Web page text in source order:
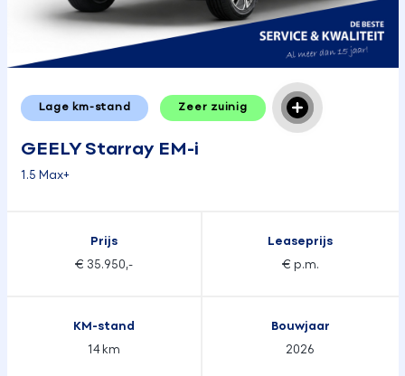
Lage km-stand Zeer zuinig
GEELY Starray EM-i
1.5 Max+
Prijs
€ 35.950,-
Leaseprijs
€ p.m.
KM-stand
14 km
Bouwjaar
2026